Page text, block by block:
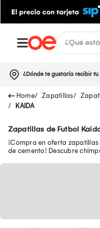
¿Dónde te gustaría recibir
Zapatillas
KAIDA
Zapatillas de Futbol
¡Compra en oferta
de cemento! Descubre